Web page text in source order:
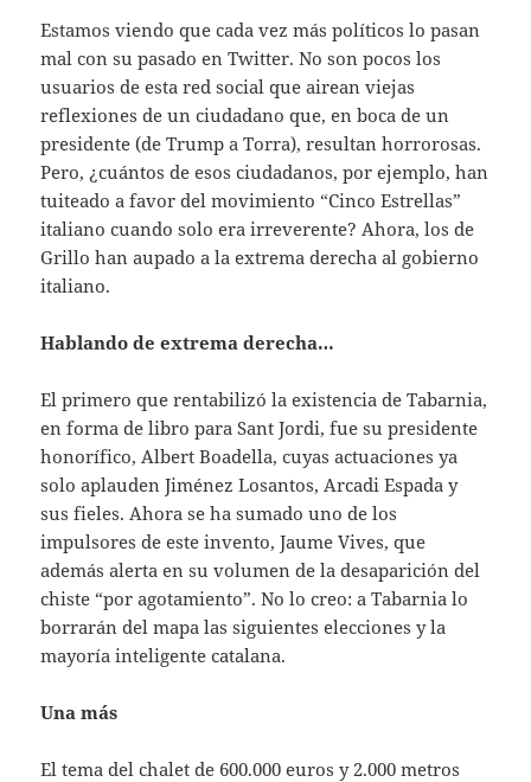
Estamos viendo que cada vez más políticos lo pasan
mal con su pasado en Twitter. No son pocos los
usuarios de esta red social que airean viejas
reflexiones de un ciudadano que, en boca de un
presidente (de Trump a Torra), resultan horrorosas.
Pero, ¿cuántos de esos ciudadanos, por ejemplo, han
tuiteado a favor del movimiento “Cinco Estrellas”
italiano cuando solo era irreverente? Ahora, los de
Grillo han aupado a la extrema derecha al gobierno
italiano.
Hablando de extrema derecha…
El primero que rentabilizó la existencia de Tabarnia,
en forma de libro para Sant Jordi, fue su presidente
honorífico, Albert Boadella, cuyas actuaciones ya
solo aplauden Jiménez Losantos, Arcadi Espada y
sus fieles. Ahora se ha sumado uno de los
impulsores de este invento, Jaume Vives, que
además alerta en su volumen de la desaparición del
chiste “por agotamiento”. No lo creo: a Tabarnia lo
borrarán del mapa las siguientes elecciones y la
mayoría inteligente catalana.
Una más
El tema del chalet de 600.000 euros y 2.000 metros